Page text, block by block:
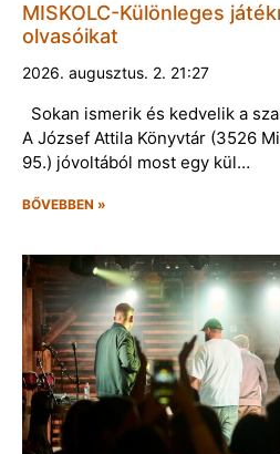
MISKOLC-Különleges
olvasóikat
2026. augusztus. 2. 21:27
Sokan ismerik és kedvelik a
A József Attila Könyvtár (3526
95.) jóvoltából most egy kül…
BŐVEBBEN »